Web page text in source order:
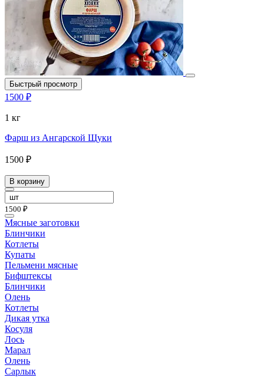
Быстрый просмотр
1500 ₽
1 кг
Фарш из Ангарской Щуки
1500 ₽
В корзину
1500 ₽
Мясные заготовки
Блинчики
Котлеты
Купаты
Пельмени мясные
Бифштексы
Блинчики
Олень
Котлеты
Дикая утка
Косуля
Лось
Марал
Олень
Сарлык